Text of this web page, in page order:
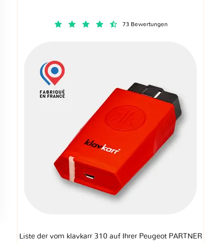
73 Bewertungen
Liste der vom klavkarr 310 auf Ihrer Peugeot PARTNER